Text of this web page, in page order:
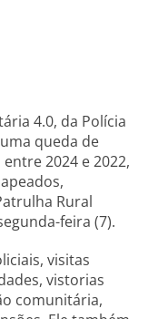
4.0, da Polícia
queda de
2024 e 2022,
Rural
feira (7).
visitas
vistorias
comunitária,